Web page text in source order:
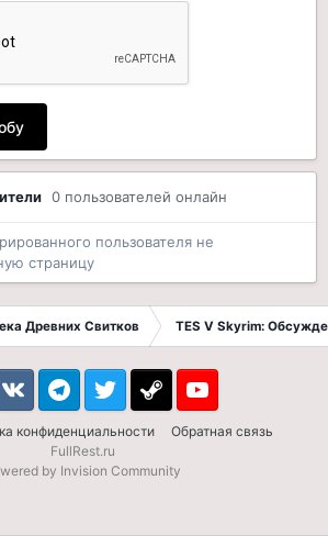
0 пользователей онлайн
пользователя не
страницу
Древних Свитков TES V Skyrim:
конфиденциальности Обратная связь
VK TelegramTwitter Steam Youtube
FullRest.ru
by Invision Community